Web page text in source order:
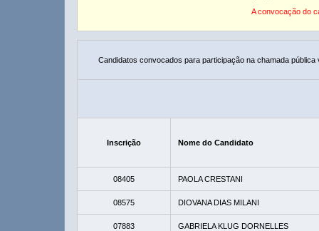
A convocação do
Candidatos convocados para participação na chamada
Inscrição Nome do Candidato
08405 PAOLA CRESTANI
08575 DIOVANA DIAS MILANI
07883 GABRIELA KLUG DORNELLES